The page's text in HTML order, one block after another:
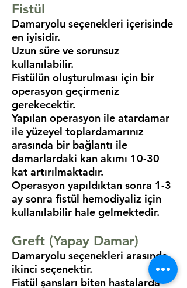
Fistül
Damaryolu seçenekleri içerisinde
en iyisidir.
Uzun süre ve sorunsuz
kullanılabilir.
Fistülün oluşturulması için bir
operasyon geçirmeniz
gerekecektir.
Yapılan operasyon ile atardamar
ile yüzeyel toplardamarınız
arasında bir bağlantı ile
damarlardaki kan akımı 10-30
kat artırılmaktadır.
Operasyon yapıldıktan sonra 1-3
ay sonra fistül hemodiyaliz için
kullanılabilir hale gelmektedir.
Greft (Yapay Damar)
Damaryolu seçenekleri arasında
ikinci seçenektir.
Fistül şansları biten hastalarda